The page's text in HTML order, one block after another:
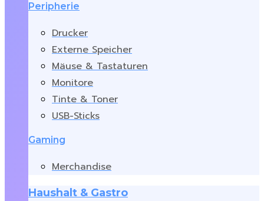
Peripherie
Drucker
Externe Speicher
Mäuse & Tastaturen
Monitore
Tinte & Toner
USB-Sticks
Gaming
Merchandise
Haushalt & Gastro